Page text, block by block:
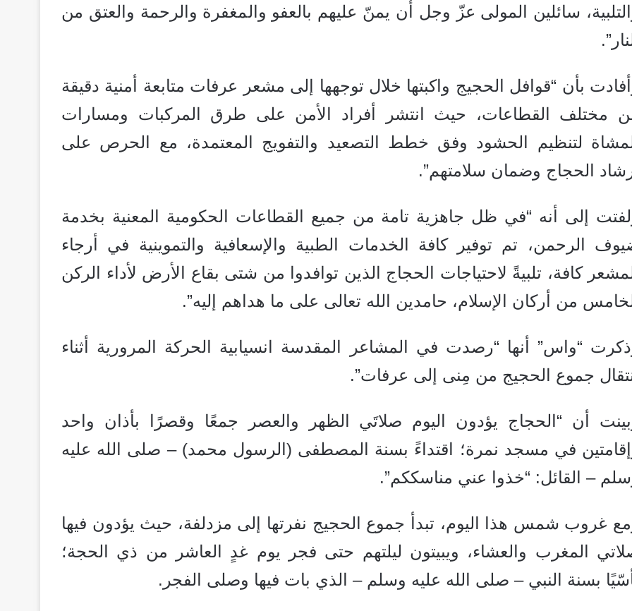
سائلين المولى عزّ وجل أن يمنّ عليهم بالعفو والمغفرة والرحمة والعتق من
بأن “قوافل الحجيج واكبتها خلال توجهها إلى مشعر عرفات متابعة أمنية دقيقة
مختلف القطاعات، حيث انتشر أفراد الأمن على طرق المركبات ومسارات
لتنظيم الحشود وفق خطط التصعيد والتفويج المعتمدة، مع الحرص على
الحجاج وضمان سلامتهم”.
إلى أنه “في ظل جاهزية تامة من جميع القطاعات الحكومية المعنية بخدمة
الرحمن، تم توفير كافة الخدمات الطبية والإسعافية والتموينية في أرجاء
كافة، تلبيةً لاحتياجات الحجاج الذين توافدوا من شتى بقاع الأرض لأداء الركن
من أركان الإسلام، حامدين الله تعالى على ما هداهم إليه”.
“واس” أنها “رصدت في المشاعر المقدسة انسيابية الحركة المرورية أثناء
جموع الحجيج من مِنى إلى عرفات”.
أن “الحجاج يؤدون اليوم صلاتَي الظهر والعصر جمعًا وقصرًا بأذان واحد
في مسجد نمرة؛ اقتداءً بسنة المصطفى (الرسول محمد) – صلى الله عليه
– القائل: “خذوا عني مناسككم”.
غروب شمس هذا اليوم، تبدأ جموع الحجيج نفرتها إلى مزدلفة، حيث يؤدون فيها
المغرب والعشاء، ويبيتون ليلتهم حتى فجر يوم غدٍ العاشر من ذي الحجة؛
بسنة النبي – صلى الله عليه وسلم – الذي بات فيها وصلى الفجر.